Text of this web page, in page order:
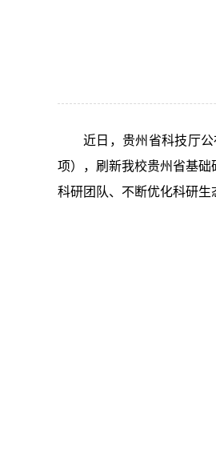
近日，贵州省科技厅
项），刷新我校贵州省基
科研团队、不断优化科研生